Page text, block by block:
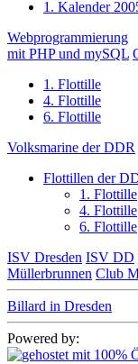
1. Kalender
Webprogrammierung
mit PHP und mySQL
1. Flottille
4. Flottille
6. Flottille
Volksmarine der DDR
Flottillen der
1. Flottille
4. Flottille
6. Flottille
ISV Dresden ISV DD
Müllerbrunnen Club
Billard in Dresden
Powered by: